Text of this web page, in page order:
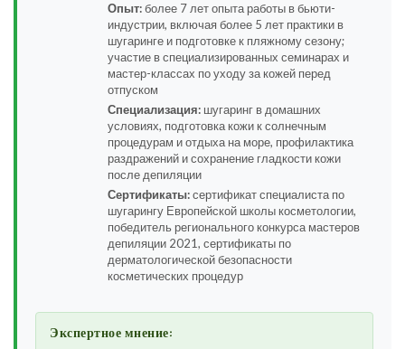
Опыт:более 7 лет опыта работы в бьюти-
индустрии, включая более 5 лет практики в
шугаринге и подготовке к пляжному сезону;
участие в специализированных семинарах и
мастер-классах по уходу за кожей перед
отпуском
Специализация: шугаринг в домашних
условиях, подготовка кожи к солнечным
процедурам и отдыха на море, профилактика
раздражений и сохранение гладкости кожи
после депиляции
Сертификаты:сертификат специалиста по
шугарингу Европейской школы косметологии,
победитель регионального конкурса мастеров
депиляции 2021, сертификаты по
дерматологической безопасности
косметических процедур
Экспертное мнение: